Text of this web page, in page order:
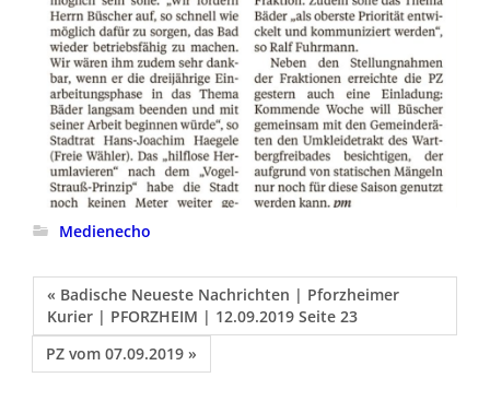
Medienecho
« Badische Neueste Nachrichten | Pforzheimer
Kurier | PFORZHEIM | 12.09.2019 Seite 23
PZ vom 07.09.2019 »